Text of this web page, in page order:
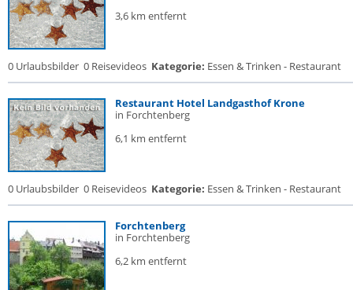
3,6 km entfernt
0 Urlaubsbilder 0 Reisevideos Kategorie: Essen & Trinken - Restaurant
Restaurant Hotel Landgasthof Krone
in Forchtenberg
6,1 km entfernt
0 Urlaubsbilder 0 Reisevideos Kategorie: Essen & Trinken - Restaurant
Forchtenberg
in Forchtenberg
6,2 km entfernt